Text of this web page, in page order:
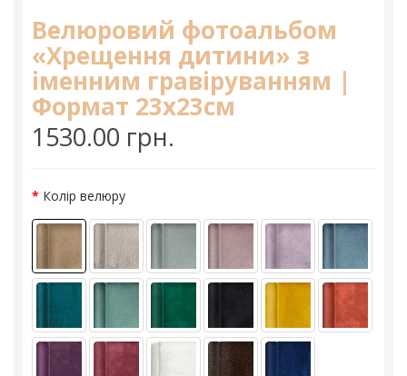
Велюровий фотоальбом
«Хрещення дитини» з
іменним гравіруванням |
Формат 23х23см
1530.00 грн.
Колір велюру